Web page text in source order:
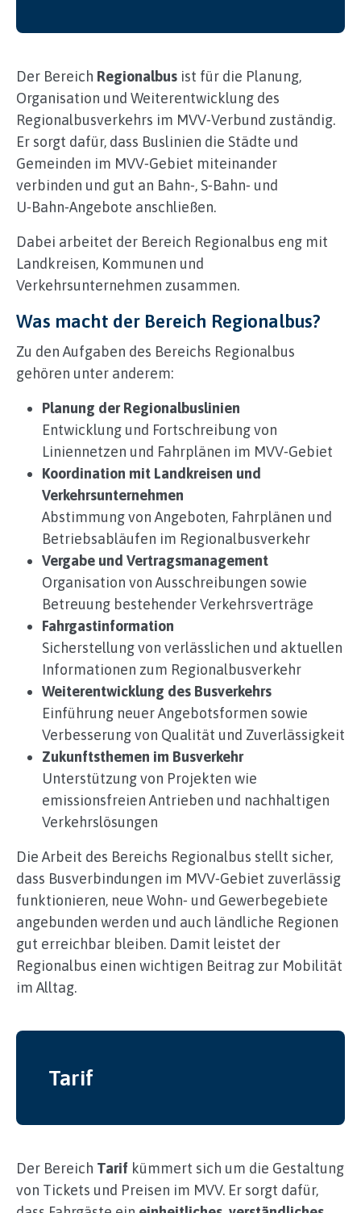
Der Bereich Regionalbus ist für die Planung,
Organisation und Weiterentwicklung des
Regionalbusverkehrs im MVV‑Verbund zuständig.
Er sorgt dafür, dass Buslinien die Städte und
Gemeinden im MVV‑Gebiet miteinander
verbinden und gut an Bahn‑, S‑Bahn‑ und
U‑Bahn‑Angebote anschließen.
Dabei arbeitet der Bereich Regionalbus eng mit
Landkreisen, Kommunen und
Verkehrsunternehmen zusammen.
Was macht der Bereich Regionalbus?
Zu den Aufgaben des Bereichs Regionalbus
gehören unter anderem:
Planung der Regionalbuslinien
Entwicklung und Fortschreibung von
Liniennetzen und Fahrplänen im MVV‑Gebiet
Koordination mit Landkreisen und
Verkehrsunternehmen
Abstimmung von Angeboten, Fahrplänen und
Betriebsabläufen im Regionalbusverkehr
Vergabe und Vertragsmanagement
Organisation von Ausschreibungen sowie
Betreuung bestehender Verkehrsverträge
Fahrgastinformation
Sicherstellung von verlässlichen und aktuellen
Informationen zum Regionalbusverkehr
Weiterentwicklung des Busverkehrs
Einführung neuer Angebotsformen sowie
Verbesserung von Qualität und Zuverlässigkeit
Zukunftsthemen im Busverkehr
Unterstützung von Projekten wie
emissionsfreien Antrieben und nachhaltigen
Verkehrslösungen
Die Arbeit des Bereichs Regionalbus stellt sicher,
dass Busverbindungen im MVV‑Gebiet zuverlässig
funktionieren, neue Wohn‑ und Gewerbegebiete
angebunden werden und auch ländliche Regionen
gut erreichbar bleiben. Damit leistet der
Regionalbus einen wichtigen Beitrag zur Mobilität
im Alltag.
Tarif
Der Bereich Tarif kümmert sich um die Gestaltung
von Tickets und Preisen im MVV. Er sorgt dafür,